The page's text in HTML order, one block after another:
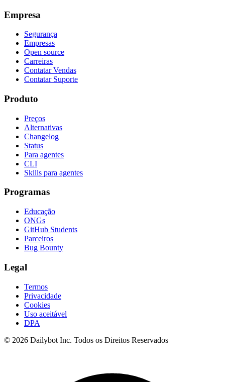
Empresa
Segurança
Empresas
Open source
Carreiras
Contatar Vendas
Contatar Suporte
Produto
Preços
Alternativas
Changelog
Status
Para agentes
CLI
Skills para agentes
Programas
Educação
ONGs
GitHub Students
Parceiros
Bug Bounty
Legal
Termos
Privacidade
Cookies
Uso aceitável
DPA
© 2026 Dailybot Inc. Todos os Direitos Reservados